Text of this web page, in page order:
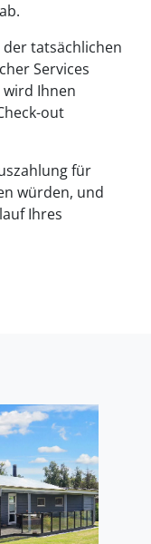
tatsächlichen
Services
wird Ihnen
out
für
würden, und
Ihres